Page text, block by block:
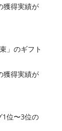
獲得実績が
」のギフト
獲得実績が
1位〜3位の